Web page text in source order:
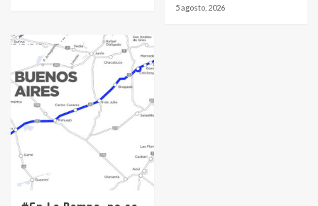
5 agosto, 2026